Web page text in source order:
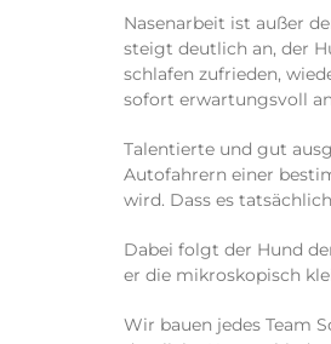
Nasenarbeit ist außer
steigt deutlich an, der
schlafen zufrieden,
sofort erwartungsvoll
Talentierte und gut
Autofahrern einer
wird. Dass es
Dabei folgt der Hund
er die mikroskopisch
Wir bauen jedes Team